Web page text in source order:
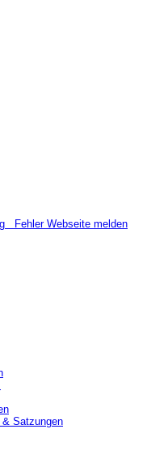
Fehler Webseite melden
Satzungen